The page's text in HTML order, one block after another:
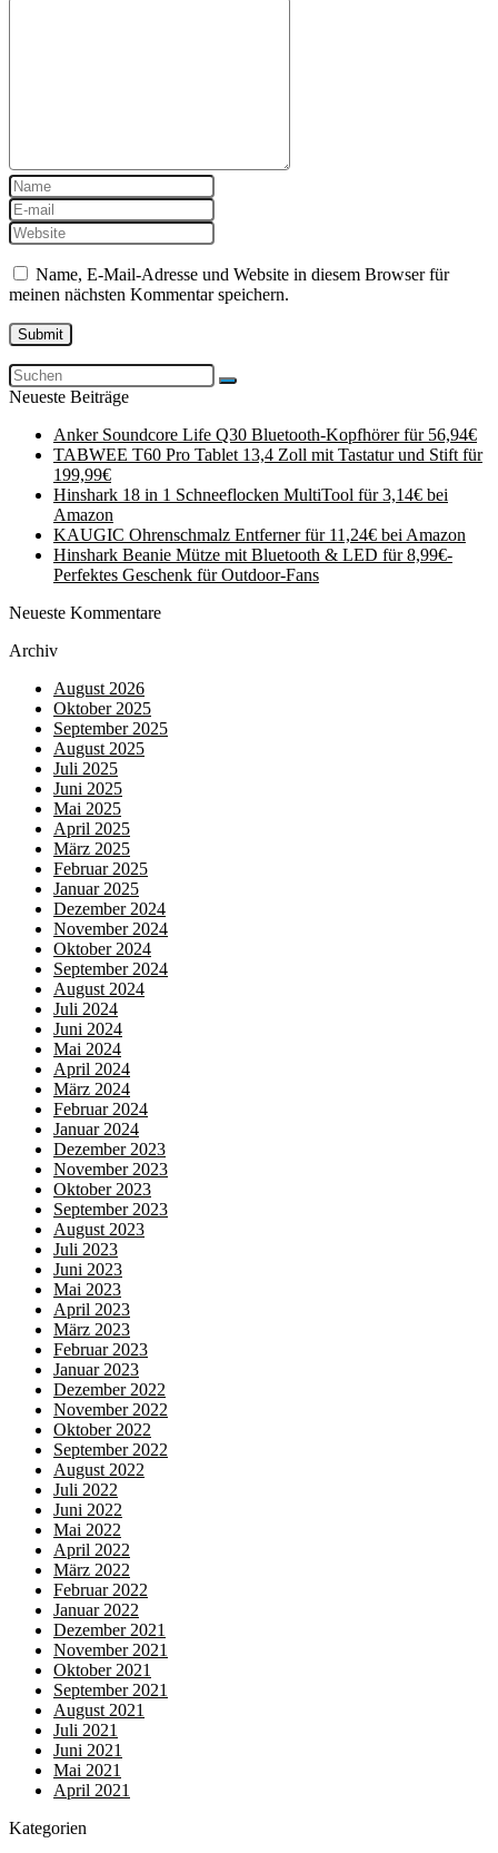
Name, E-Mail-Adresse und Website in diesem Browser für
meinen nächsten Kommentar speichern.
Neueste Beiträge
Anker Soundcore Life Q30 Bluetooth-Kopfhörer für 56,94€
TABWEE T60 Pro Tablet 13,4 Zoll mit Tastatur und Stift für
199,99€
Hinshark 18 in 1 Schneeflocken MultiTool für 3,14€ bei
Amazon
KAUGIC Ohrenschmalz Entferner für 11,24€ bei Amazon
Hinshark Beanie Mütze mit Bluetooth & LED für 8,99€-
Perfektes Geschenk für Outdoor-Fans
Neueste Kommentare
Archiv
August 2026
Oktober 2025
September 2025
August 2025
Juli 2025
Juni 2025
Mai 2025
April 2025
März 2025
Februar 2025
Januar 2025
Dezember 2024
November 2024
Oktober 2024
September 2024
August 2024
Juli 2024
Juni 2024
Mai 2024
April 2024
März 2024
Februar 2024
Januar 2024
Dezember 2023
November 2023
Oktober 2023
September 2023
August 2023
Juli 2023
Juni 2023
Mai 2023
April 2023
März 2023
Februar 2023
Januar 2023
Dezember 2022
November 2022
Oktober 2022
September 2022
August 2022
Juli 2022
Juni 2022
Mai 2022
April 2022
März 2022
Februar 2022
Januar 2022
Dezember 2021
November 2021
Oktober 2021
September 2021
August 2021
Juli 2021
Juni 2021
Mai 2021
April 2021
Kategorien